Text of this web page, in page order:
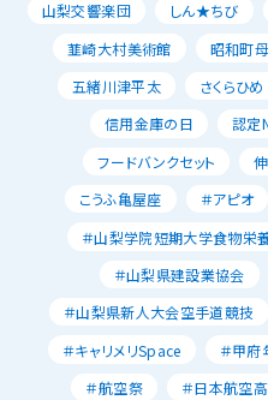
山梨交響楽団
しん★ちび
韮崎大村美術館
昭和町
五緒川津平太
さくらひめ
信用金庫の日
認定
フードバンクセット
こうふ亀屋座
＃アピオ
＃山梨学院短期大学食物栄
＃山梨県建設業協会
＃山梨県新人大会空手道競技
＃キャリメリSpace
＃甲府
＃航空祭
＃日本航空